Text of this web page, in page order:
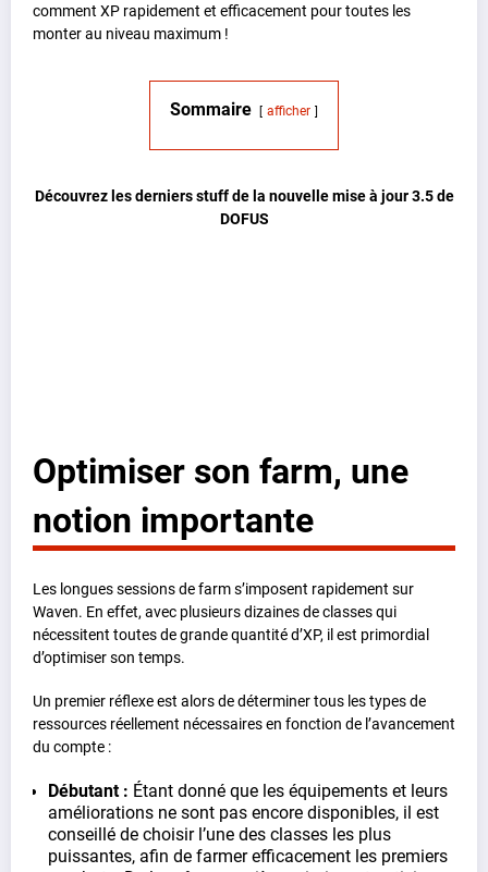
comment XP rapidement et efficacement pour toutes les
monter au niveau maximum !
Sommaire afficher
Découvrez les derniers stuff de la nouvelle mise à jour 3.5 de
DOFUS
Optimiser son farm, une
notion importante
Les longues sessions de farm s’imposent rapidement sur
Waven. En effet, avec plusieurs dizaines de classes qui
nécessitent toutes de grande quantité d’XP, il est primordial
d’optimiser son temps.
Un premier réflexe est alors de déterminer tous les types de
ressources réellement nécessaires en fonction de l’avancement
du compte :
Débutant : Étant donné que les équipements et leurs
améliorations ne sont pas encore disponibles, il est
conseillé de choisir l’une des classes les plus
puissantes, afin de farmer efficacement les premiers